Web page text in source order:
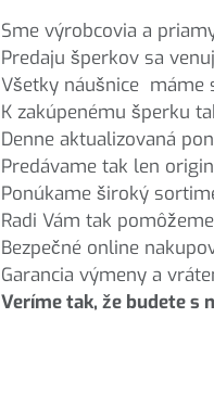
Sme výrobcovia a
Predaju šperkov sa
Všetky náušnice máme
K zakúpenému šperku
Denne aktualizovaná
Predávame tak len
Ponúkame široký
Radi Vám tak
Bezpečné online
Garancia výmeny a
Veríme tak, že budete s